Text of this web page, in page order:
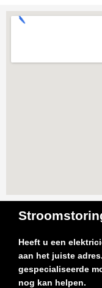
Heeft u een
aan het juiste
gespecialiseerde
nog kan helpen.